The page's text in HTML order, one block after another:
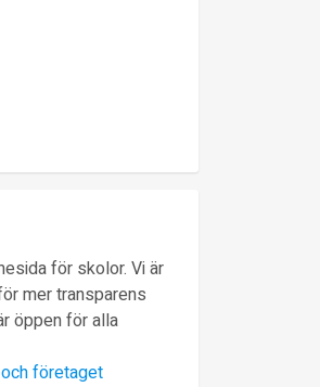
för skolor. Vi är
mer transparens
öppen för alla
företaget